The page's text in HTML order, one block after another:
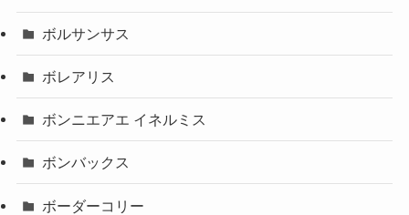
ボルサンサス
ボレアリス
ボンニエアエ イネルミス
ボンバックス
ボーダーコリー